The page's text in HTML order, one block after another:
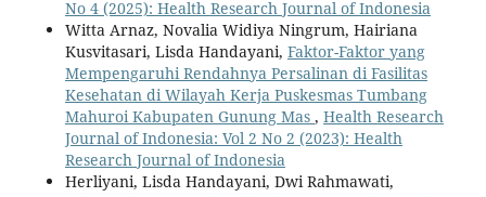
No 4 (2025): Health Research Journal of Indonesia
Witta Arnaz, Novalia Widiya Ningrum, Hairiana
Kusvitasari, Lisda Handayani, Faktor-Faktor yang
Mempengaruhi Rendahnya Persalinan di Fasilitas
Kesehatan di Wilayah Kerja Puskesmas Tumbang
Mahuroi Kabupaten Gunung Mas , Health Research
Journal of Indonesia: Vol 2 No 2 (2023): Health
Research Journal of Indonesia
Herliyani, Lisda Handayani, Dwi Rahmawati,